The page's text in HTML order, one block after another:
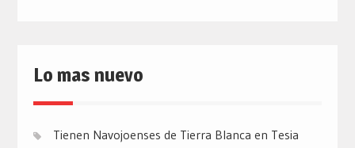
Lo mas nuevo
Tienen Navojoenses de Tierra Blanca en Tesia